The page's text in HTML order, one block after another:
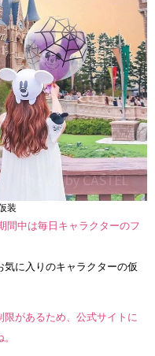
装
間中は毎日キャラクターのフ
に入りのキャラクターの仮
があるため、公式サイトに